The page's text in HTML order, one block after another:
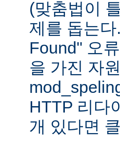
(맞춤법이
제를 돕는
Found" 오
을 가진 자
HTTP 리다
개 있다면